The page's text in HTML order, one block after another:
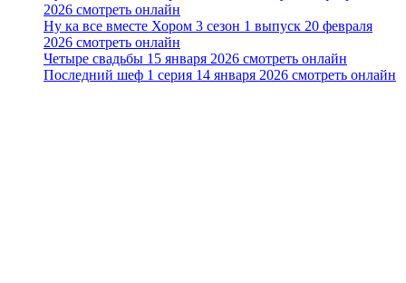
2026 смотреть онлайн
Ну ка все вместе Хором 3 сезон 1 выпуск 20 февраля
2026 смотреть онлайн
Четыре свадьбы 15 января 2026 смотреть онлайн
Последний шеф 1 серия 14 января 2026 смотреть онлайн